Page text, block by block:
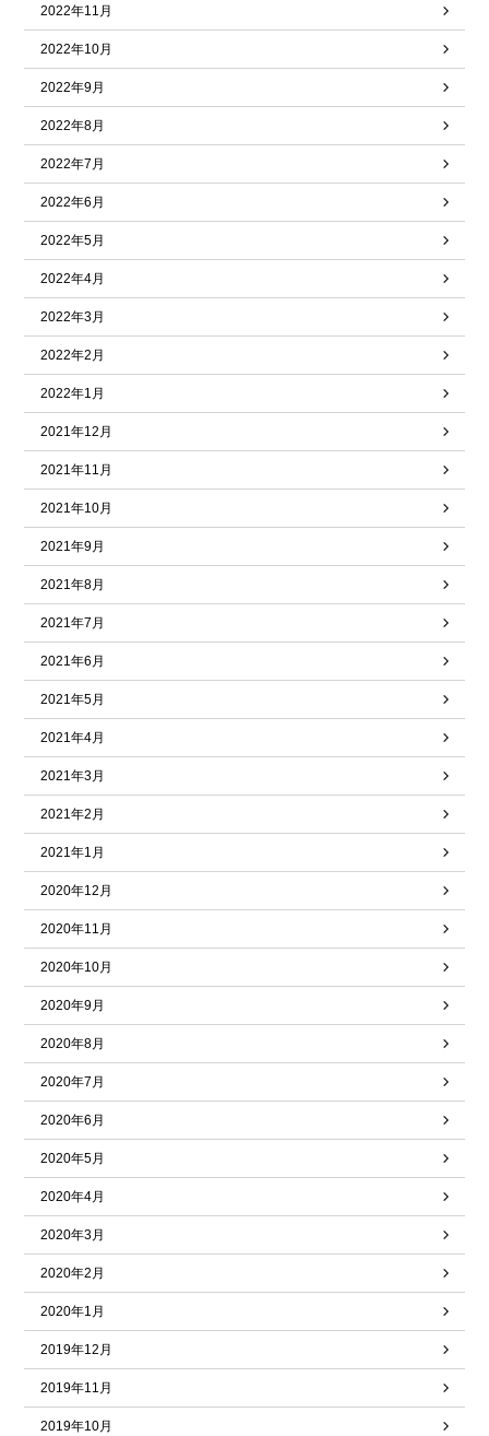
2022年11月
2022年10月
2022年9月
2022年8月
2022年7月
2022年6月
2022年5月
2022年4月
2022年3月
2022年2月
2022年1月
2021年12月
2021年11月
2021年10月
2021年9月
2021年8月
2021年7月
2021年6月
2021年5月
2021年4月
2021年3月
2021年2月
2021年1月
2020年12月
2020年11月
2020年10月
2020年9月
2020年8月
2020年7月
2020年6月
2020年5月
2020年4月
2020年3月
2020年2月
2020年1月
2019年12月
2019年11月
2019年10月